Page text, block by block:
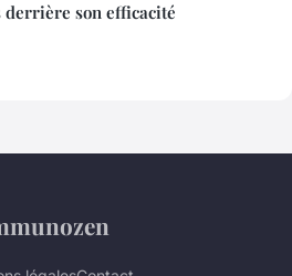
son efficacité